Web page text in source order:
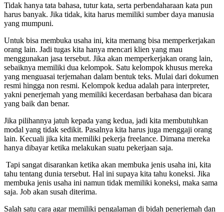
Tidak hanya tata bahasa, tutur kata, serta perbendaharaan kata pun
harus banyak. Jika tidak, kita harus memiliki sumber daya manusia
yang mumpuni.
Untuk bisa membuka usaha ini, kita memang bisa memperkerjakan
orang lain. Jadi tugas kita hanya mencari klien yang mau
menggunakan jasa tersebut. Jika akan memperkerjakan orang lain,
sebaiknya memiliki dua kelompok. Satu kelompok khusus mereka
yang menguasai terjemahan dalam bentuk teks. Mulai dari dokumen
resmi hingga non resmi. Kelompok kedua adalah para interpreter,
yakni penerjemah yang memiliki kecerdasan berbahasa dan bicara
yang baik dan benar.
Jika pilihannya jatuh kepada yang kedua, jadi kita membutuhkan
modal yang tidak sedikit. Pasalnya kita harus juga menggaji orang
lain. Kecuali jika kita memiliki pekerja freelance. Dimana mereka
hanya dibayar ketika melakukan suatu pekerjaan saja.
Tapi sangat disarankan ketika akan membuka jenis usaha ini, kita
tahu tentang dunia tersebut. Hal ini supaya kita tahu koneksi. Jika
membuka jenis usaha ini namun tidak memiliki koneksi, maka sama
saja. Job akan susah diterima.
Salah satu cara agar memiliki pengalaman di bidah penerjemah dan